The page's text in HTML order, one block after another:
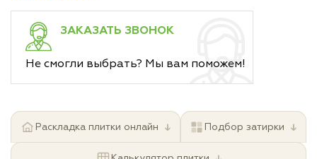
ЗАКАЗАТЬ ЗВОНОК
Не смогли выбрать? Мы вам поможем!
Раскладка плитки онлайн ↓ Подбор затирки ↓